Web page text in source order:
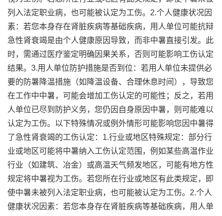
列入法定职业病，也可能被认定为工伤。2.个人健康状况因
素：若您本身存在肾脏疾病等基础疾病，用人单位可能抗辩
急性肾衰竭是由个人健康原因导致，而非中暑直接引发。此
时，需通过医疗鉴定明确因果关系，否则可能影响工伤认定
结果。3.用人单位防护措施是否到位：若用人单位未提供必
要的防暑降温措施（如降温设备、合理休息时间），导致您
在工作中中暑，可能会增加工伤认定的可能性；反之，若用
人单位已尽到防护义务，您仍因自身原因中暑，则可能难以
认定为工伤。以下特殊情况或例外情形可能影响您因中暑得
了急性肾衰竭的工伤认定：1.行业或地区特殊规定：部分行
业或地区可能将中暑纳入工伤认定范围，例如某些高温作业
行业（如建筑、冶金）或高温天气频发地区，可能有地方性
规定将中暑视为工伤。若您所在行业或地区有此类规定，即
使中暑未被列入法定职业病，也可能被认定为工伤。2.个人
健康状况因素：若您本身存在肾脏疾病等基础疾病，用人单